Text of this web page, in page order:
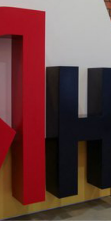
【議事堂】完善行政主導 破
晶泰科技發布全球首個AI4S
有片丨鍾志光談黎彼得生前